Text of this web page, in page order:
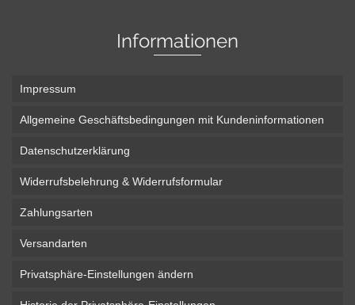
Informationen
Impressum
Allgemeine Geschäftsbedingungen mit Kundeninformationen
Datenschutzerklärung
Widerrufsbelehrung & Widerrufsformular
Zahlungsarten
Versandarten
Privatsphäre-Einstellungen ändern